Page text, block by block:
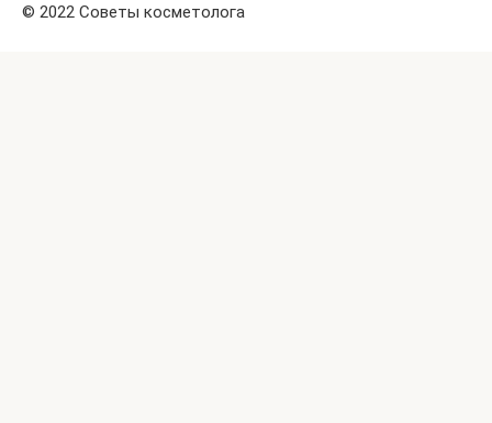
© 2022 Советы косметолога